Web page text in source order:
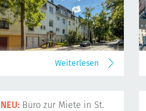
Weiterlesen
NEU: Büro zur Miete in St.